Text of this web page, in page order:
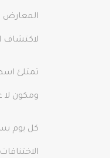
لاكتشاف
تمتلئ
ومكون
كل يوم